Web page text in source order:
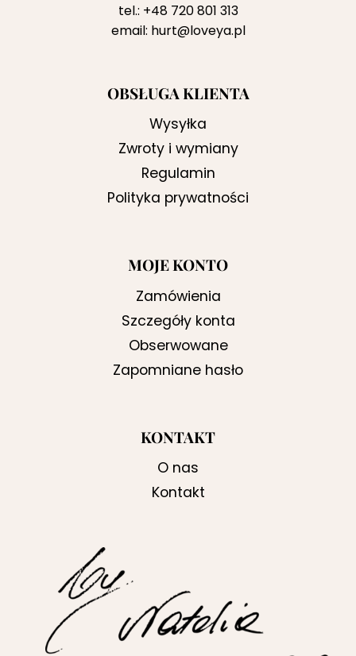
tel.: +48 720 801 313
email: hurt@loveya.pl
OBSŁUGA KLIENTA
Wysyłka
Zwroty i wymiany
Regulamin
Polityka prywatności
MOJE KONTO
Zamówienia
Szczegóły konta
Obserwowane
Zapomniane hasło
KONTAKT
O nas
Kontakt